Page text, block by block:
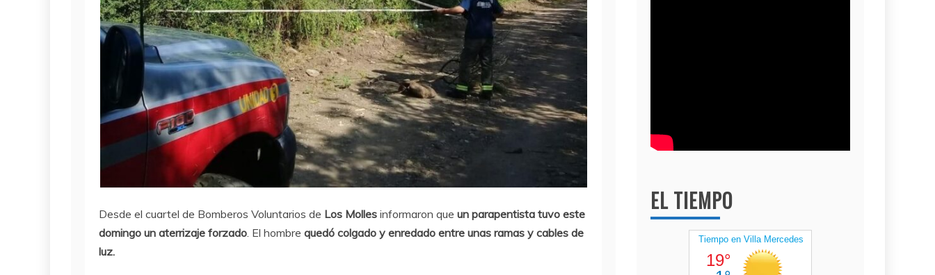
Desde el cuartel de Bomberos Voluntarios de Los Molles informaron que un parapentista tuvo este
domingo un aterrizaje forzado. El hombre quedó colgado y enredado entre unas ramas y cables de
luz.
EL TIEMPO